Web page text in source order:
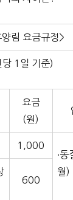
양림 요금규정>
1일 기준)
요금
(원)
1,000
∙
월)
600